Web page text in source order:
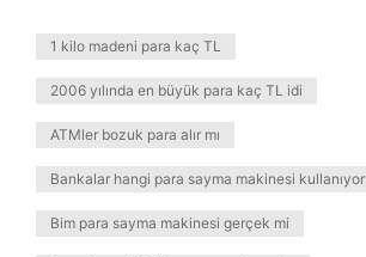
1 kilo madeni para kaç TL
2006 yılında en büyük para kaç TL idi
ATMler bozuk para alır mı
Bankalar hangi para sayma makinesi kullanıyor
Bim para sayma makinesi gerçek mi